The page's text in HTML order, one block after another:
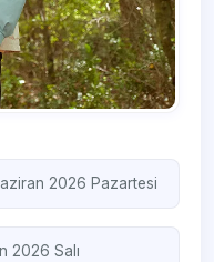
2026 Pazartesi
2026 Salı